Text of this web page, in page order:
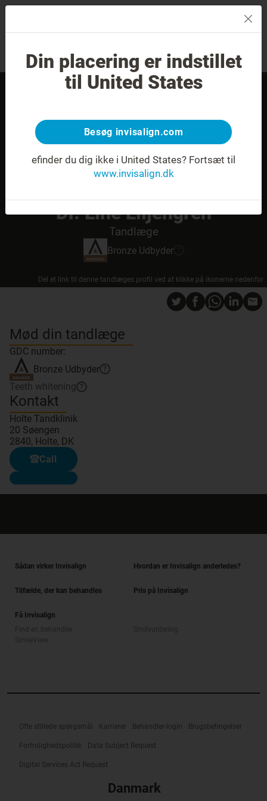
Smilvurdering Find en behandler
Dr. Line Liljengren
Tandlæge
Bronze Udbyder
Del et link til denne tandlæges profil ved at klikke på ikonerne nedenfor
Mød din tandlæge
GDC number:
Bronze Udbyder ?
Teeth whitening ?
Kontakt
Holte Tandklinik
20 Søengen
2840, Holte, DK
Call
Sådan virker Invisalign Hvordan er Invisalign anderledes?
Tilfælde, der kan behandles Pris på Invisalign
Få Invisalign
Ofte stillede spørgsmål Karrierer Behandler-login Brugsbetingelser
Fortrolighedspolitik Data Subject Request
Digital Services Act Request
Danmark
Din placering er indstillet
til United States
Besøg invisalign.com
efinder du dig ikke i United States? Fortsæt til
www.invisalign.dk